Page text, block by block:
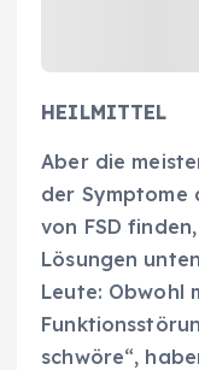
HEILMITTEL
Aber die
der Symptome
von FSD
Lösungen
Leute: Obwohl
schwöre“,